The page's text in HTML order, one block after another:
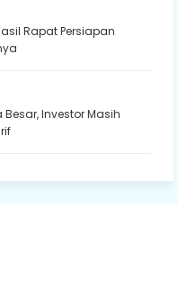
Rapat Persiapan
Investor Masih